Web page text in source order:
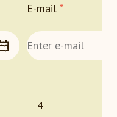
E-mail *
4